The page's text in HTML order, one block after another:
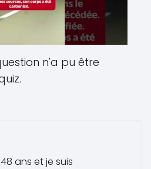
n'a pu être
ans et je suis